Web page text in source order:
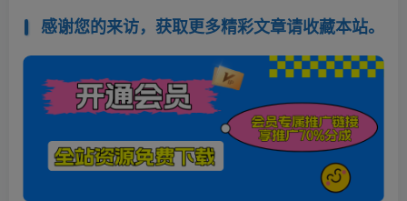
感谢您的来访，获取更多精彩文章请收藏本站。